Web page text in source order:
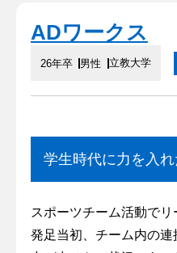
ADワークス
26年卒 男性 立教大学
学生時代に力を入れ
スポーツチーム活動で
発足当初、チーム内の